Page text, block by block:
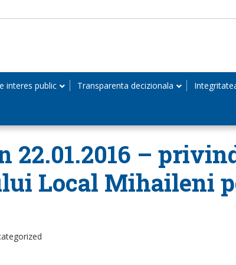
interes public Transparenta decizionala
22.01.2016 –
Local Mihaileni